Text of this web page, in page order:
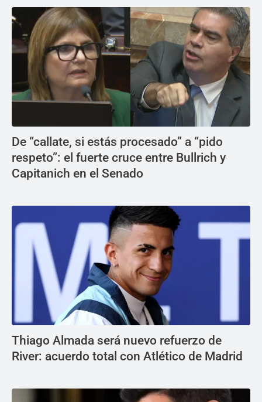
De “callate, si estás procesado” a “pido
respeto”: el fuerte cruce entre Bullrich y
Capitanich en el Senado
Thiago Almada será nuevo refuerzo de
River: acuerdo total con Atlético de Madrid